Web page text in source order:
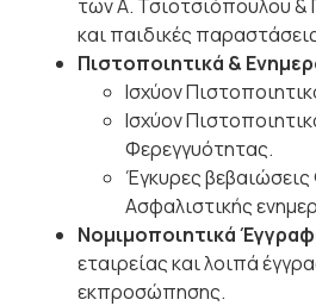
των Α. Τσιοτσιόπουλου
και παιδικές
Πιστοποιητικά &
Ισχύον
Ισχύον
Φερεγγυότητας.
Έγκυρες
Ασφαλιστικής
Νομιμοποιητικά
εταιρείας και λοιπά
εκπροσώπησης.